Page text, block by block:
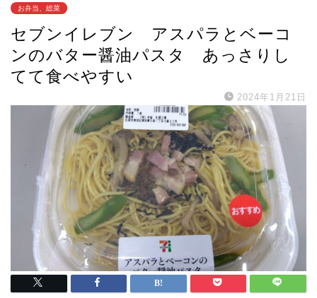
お弁当、総菜
セブンイレブン アスパラとベーコ
ンのバター醤油パスタ あっさりし
てて食べやすい
2024年1月21日